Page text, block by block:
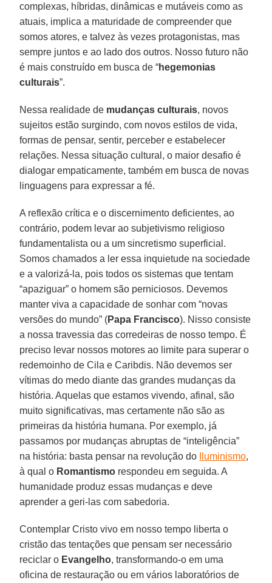
complexas, híbridas, dinâmicas e mutáveis como as
atuais, implica a maturidade de compreender que
somos atores, e talvez às vezes protagonistas, mas
sempre juntos e ao lado dos outros. Nosso futuro não
é mais construído em busca de “hegemonias
culturais”.
Nessa realidade de mudanças culturais, novos
sujeitos estão surgindo, com novos estilos de vida,
formas de pensar, sentir, perceber e estabelecer
relações. Nessa situação cultural, o maior desafio é
dialogar empaticamente, também em busca de novas
linguagens para expressar a fé.
A reflexão crítica e o discernimento deficientes, ao
contrário, podem levar ao subjetivismo religioso
fundamentalista ou a um sincretismo superficial.
Somos chamados a ler essa inquietude na sociedade
e a valorizá-la, pois todos os sistemas que tentam
“apaziguar” o homem são perniciosos. Devemos
manter viva a capacidade de sonhar com “novas
versões do mundo” (Papa Francisco). Nisso consiste
a nossa travessia das corredeiras de nosso tempo. É
preciso levar nossos motores ao limite para superar o
redemoinho de Cila e Caribdis. Não devemos ser
vítimas do medo diante das grandes mudanças da
história. Aquelas que estamos vivendo, afinal, são
muito significativas, mas certamente não são as
primeiras da história humana. Por exemplo, já
passamos por mudanças abruptas de “inteligência”
na história: basta pensar na revolução do
Iluminismo,
à qual o Romantismo respondeu em seguida. A
humanidade produz essas mudanças e deve
aprender a geri-las com sabedoria.
Contemplar Cristo vivo em nosso tempo liberta o
cristão das tentações que pensam ser necessário
reciclar o Evangelho, transformando-o em uma
oficina de restauração ou em vários laboratórios de